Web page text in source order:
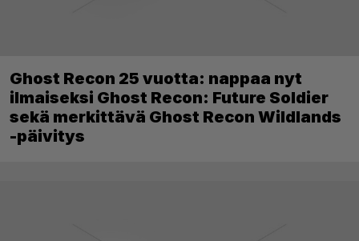
Ghost Recon 25 vuotta: nappaa nyt
ilmaiseksi Ghost Recon: Future Soldier
sekä merkittävä Ghost Recon Wildlands
-päivitys